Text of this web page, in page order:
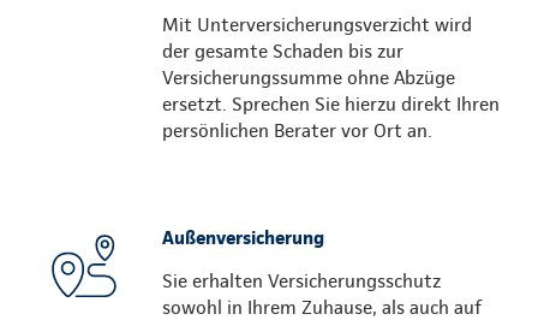
Mit Unterversicherungsverzicht wird
der gesamte Schaden bis zur
Versicherungssumme ohne Abzüge
ersetzt. Sprechen Sie hierzu direkt Ihren
persönlichen Berater vor Ort an.
Außenversicherung
Sie erhalten Versicherungsschutz
sowohl in Ihrem Zuhause, als auch auf